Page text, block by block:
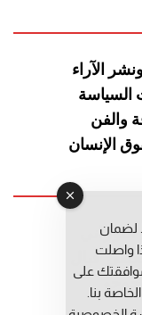
الآراء
السياسة
والفن
الإنسان
قبال
حوحو
لضمان
واصلت
على
بنا.